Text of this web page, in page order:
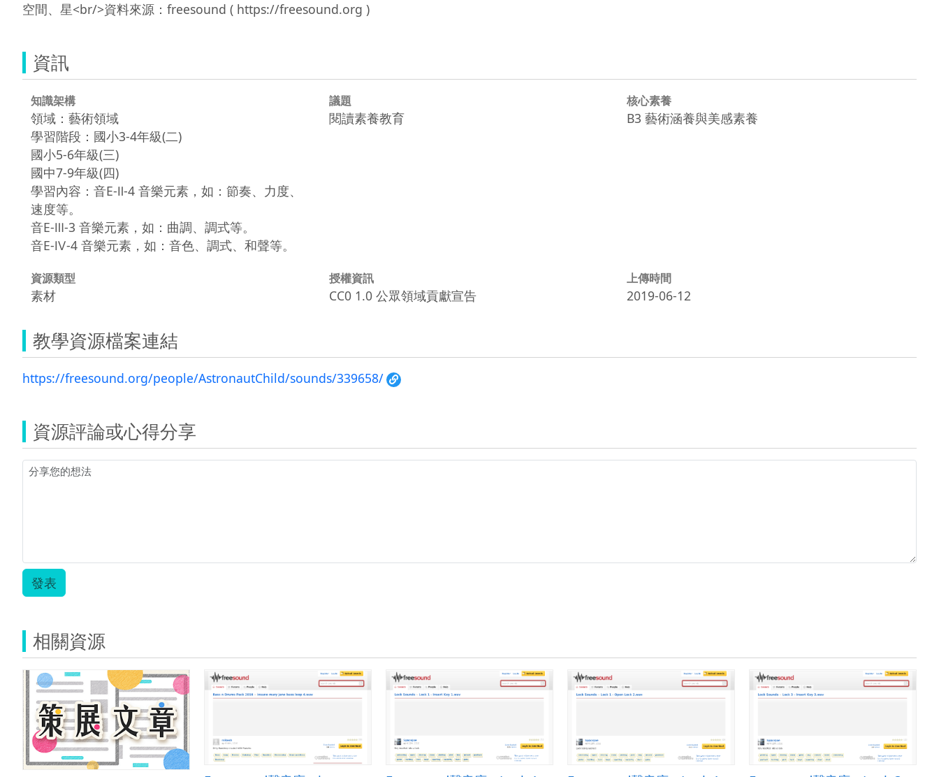
資訊
知識架構
領域：藝術領域
學習階段：國小3-4年級(二)
國小5-6年級(三)
國中7-9年級(四)
學習內容：音E-Ⅱ-4 音樂元素，如：節奏、力度、
速度等。
音E-Ⅲ-3 音樂元素，如：曲調、調式等。
音E-Ⅳ-4 音樂元素，如：音色、調式、和聲等。
議題
閱讀素養教育
核心素養
B3 藝術涵養與美感素養
資源類型
素材
授權資訊
CC0 1.0 公眾領域貢獻宣告
上傳時間
2019-06-12
教學資源檔案連結
https://freesound.org/people/AstronautChild/sounds/339658/
資源評論或心得分享
發表
相關資源